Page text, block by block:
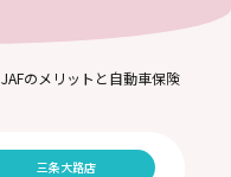
JAFのメリットと自動車保険
三条大路店